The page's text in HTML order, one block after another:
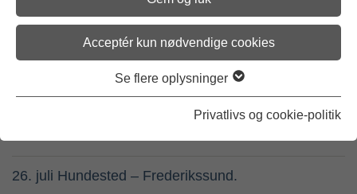
Acceptér kun nødvendige cookies
Se flere oplysninger
Privatlivs og cookie-politik
28. juli. Frederikssund - Roskilde.
Oprettet af Vibeke Bischoff
Kl. 10.00, log 257, S 5 m/s.
26. juli Hundested – Frederikssund.